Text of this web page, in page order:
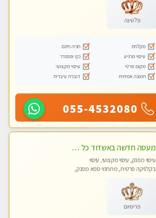
פלטינה
מקלחת
חניה חינם
עיסוי מרגיע
נקי ומסודר
מקום פרטי
עיסוי מקצועי
תמונה אמיתית
דוברת עיברית
055-4532080
מעסה חדשה באשדוד כל סוגי העיסויים מעסה מקצועית ואיכותית פרטי!!!מומלץ לחלוטין!!
עיסוי מפנק, עיסוי מקצועי, עיסוי
בקלניקה פרטית, מתחמי ספא מפנק,
פרימיום